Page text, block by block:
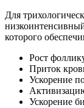
Для
которого
Рост
Приток
Ускорение
Ускорение